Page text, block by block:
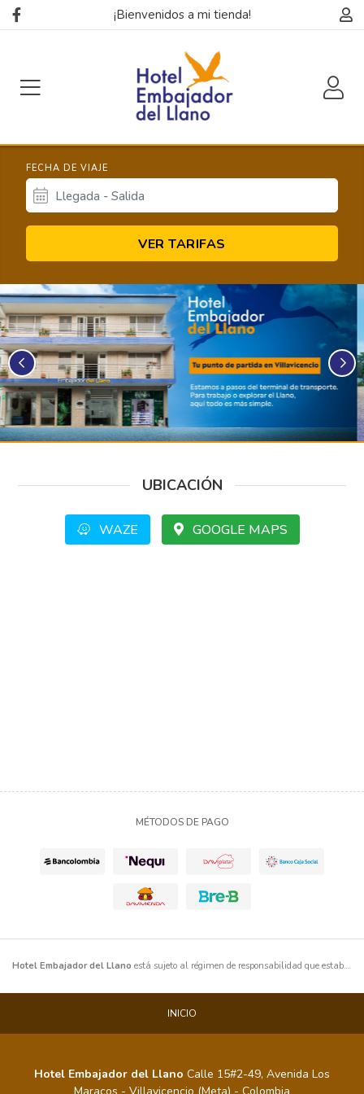
¡Bienvenidos a mi tienda!
FECHA DE VIAJE
VER TARIFAS
UBICACIÓN
WAZE GOOGLE MAPS
MÉTODOS DE PAGO
Hotel Embajador del Llano está sujeto al régimen de responsabilidad que establece la Ley 300 de 1996 y los Decretos 1075 de 1997. Igualmente está comprometido con el cumplimiento de los artículos 16 y 17 de la Ley 679 de 2001 que reglamentan la protección de los menores de edad contra la explotación y violencia sexual. La Ley 17 de 1981 sobre protección de flora y fauna; la Ley 103 de 1931 por la cual se fomenta la conservación de los monumentos arqueológicos y/o patrimonio cultural. Los requisitos exigidos en el Decreto 4000 de 2004 Referente al Control de Extranjeros. La Ley 1335 de 2009 Antitabaco; con la no discriminación y exclusión de poblaciones vulnerables y las exigencias especiales para la protección de datos personales de menores de edad (niños, niñas y adolescentes) y de los adultos que suministran sus datos personales que se encuentran incluidos en nuestras bases de datos, con fines turísticos u otros, preservando su protección, conservación y garantizando su uso responsable y seguro, procurando proteger el derecho a la privacidad y protección de su información personal y toda aquella que se suministra a través de los formatos de registro en el hotel y también en la página web antes y después de la vigencia del decreto y la ley.
INICIO
Hotel Embajador del Llano Calle 15#2-49, Avenida Los